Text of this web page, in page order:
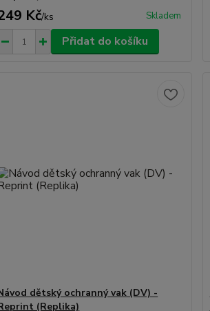
Kč/ks Skladem
Přidat do košíku
dětský ochranný vak (DV) -
(Replika)